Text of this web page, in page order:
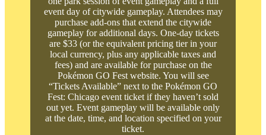
event day of citywide gameplay. Attendees may
purchase add-ons that extend the citywide
gameplay for additional days. One-day tickets
are $33 (or the equivalent pricing tier in your
local currency, plus any applicable taxes and
fees) and are available for purchase on the
Pokémon GO Fest website. You will see
“Tickets Available” next to the Pokémon GO
Fest: Chicago event ticket if they haven’t sold
out yet. Event gameplay will be available only
at the date, time, and location specified on your
ticket.